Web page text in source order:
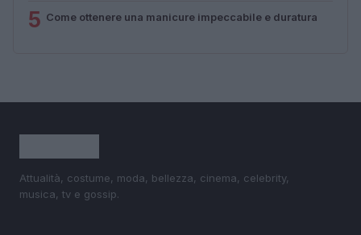
5 Come ottenere una manicure impeccabile e duratura
Attualità, costume, moda, bellezza, cinema, celebrity,
musica, tv e gossip.